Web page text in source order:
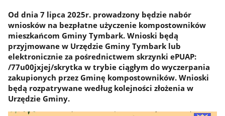
Od dnia 7 lipca 2025r. prowadzony będzie nabór
wniosków na bezpłatne użyczenie kompostowników
mieszkańcom Gminy Tymbark. Wnioski będą
przyjmowane w Urzędzie Gminy Tymbark lub
elektronicznie za pośrednictwem skrzynki ePUAP:
/77u00jxjej/skrytka w trybie ciągłym do wyczerpania
zakupionych przez Gminę kompostowników. Wnioski
będą rozpatrywane według kolejności złożenia w
Urzędzie Gminy.